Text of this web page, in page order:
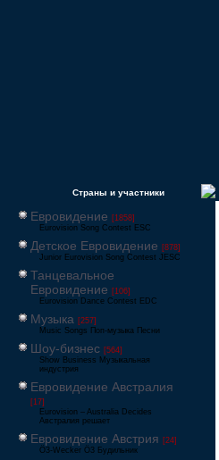
Страны и участники
Евровидение [1858]
Eurovision Song Contest ESC
Детское Евровидение [878]
Junior Eurovision Song Contest JESC
Танцевальное
Евровидение [106]
Eurovision Dance Contest EDC
Музыка [257]
Music Songs Поп-музыка Песни
Шоу-бизнес [564]
Show Business Музыкальная
индустрия
Евровидение Австралия
[17]
Eurovision – Australia Decides
Австралия решает
Евровидение Австрия [24]
Ö3-Wecker Ö3 Будильник